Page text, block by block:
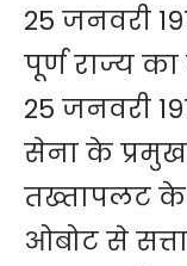
25 जनवरी
पूर्ण राज्य का
25 जनवरी
सेना के
तख्तापलट के
ओबोट से